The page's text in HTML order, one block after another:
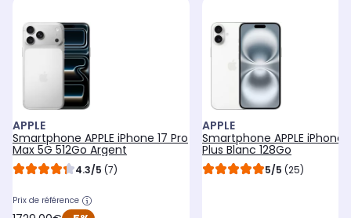
APPLE
Smartphone APPLE iPhone 17 Pro
Max 5G 512Go Argent
4.3/5 (7)
Prix de référence
APPLE
Smartphone APPLE iPhone
Plus Blanc 128Go
5/5 (25)